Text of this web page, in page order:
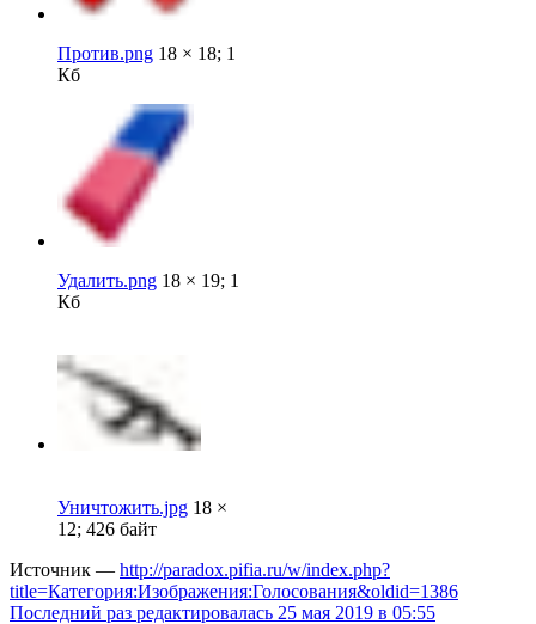
Против.png 18 × 18; 1
Кб
Удалить.png 18 × 19; 1
Кб
Уничтожить.jpg 18 ×
12; 426 байт
Источник — http://paradox.pifia.ru/w/index.php?
title=Категория:Изображения:Голосования&oldid=1386
Последний раз редактировалась 25 мая 2019 в 05:55